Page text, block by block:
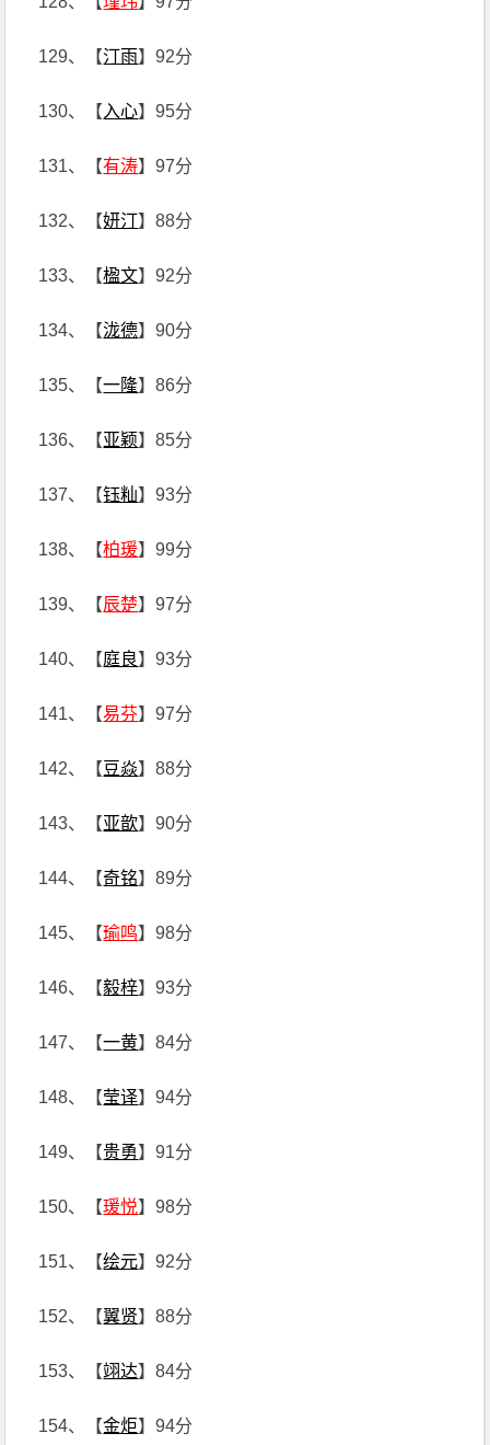
129、【汀雨】92分
130、【 入心】95分
131、【有涛】97分
132、【妍汀】88分
133、【楹文】92分
134、【泷德】90分
135、【一隆】86分
136、【亚颖】85分
137、【钰籼】93分
138、【柏瑗】99分
139、【辰楚】97分
140、【庭良】93分
141、【易芬】97分
142、【豆焱】88分
143、【亚歆】90分
144、【奇铭】89分
145、【瑜鸣】98分
146、【毅梓】93分
147、【一黄】84分
148、【莹译】94分
149、【贵勇】91分
150、【瑗悦】98分
151、【绘元】92分
152、【翼贤】88分
153、【翊达】84分
154、【金炬】94分